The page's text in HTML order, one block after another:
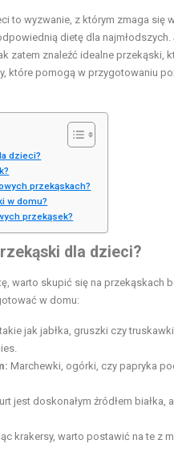
to wyzwanie, z którym zmaga
dietę dla
zatem znaleźć idealne przekąski,
które pomogą w przygotowaniu
dzieci?
przekąskach?
w domu?
przekąsek?
dla dzieci?
warto skupić się na
w domu:
jak jabłka, gruszki czy
Marchewki, ogórki, czy papryka
jest doskonałym źródłem
krakersy, warto postawić na te z